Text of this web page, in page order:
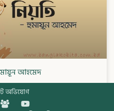
আহমেদ
অভিযোগ